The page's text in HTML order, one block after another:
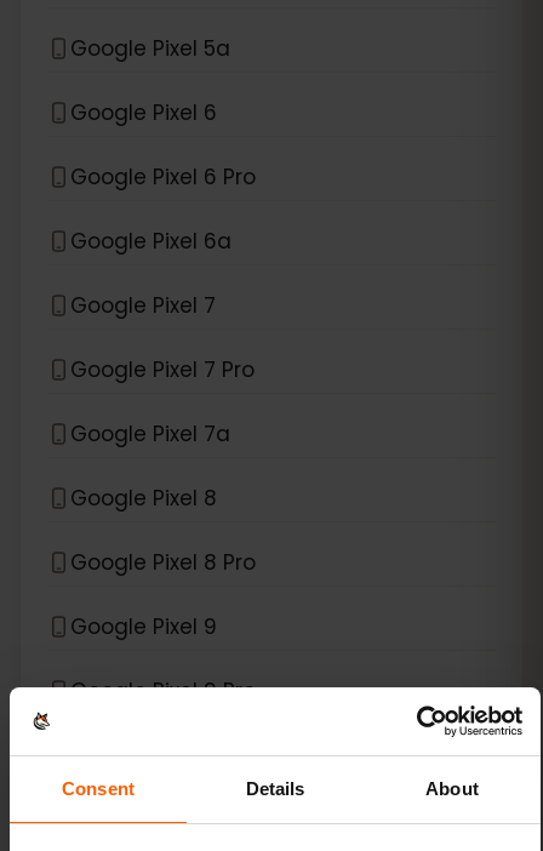
Consent Details About
Google Pixel 5a
Google Pixel 6
Google Pixel 6 Pro
Google Pixel 6a
Google Pixel 7
Google Pixel 7 Pro
Google Pixel 7a
Google Pixel 8
Google Pixel 8 Pro
Google Pixel 9
Google Pixel 9 Pro
Google Pixel 9 Pro Fold
Google Pixel 9 Pro XL